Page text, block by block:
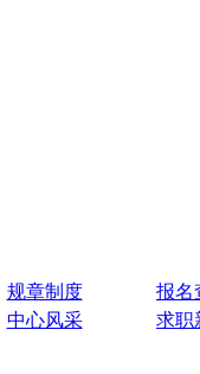
规章制度
中心风采
报名
求职